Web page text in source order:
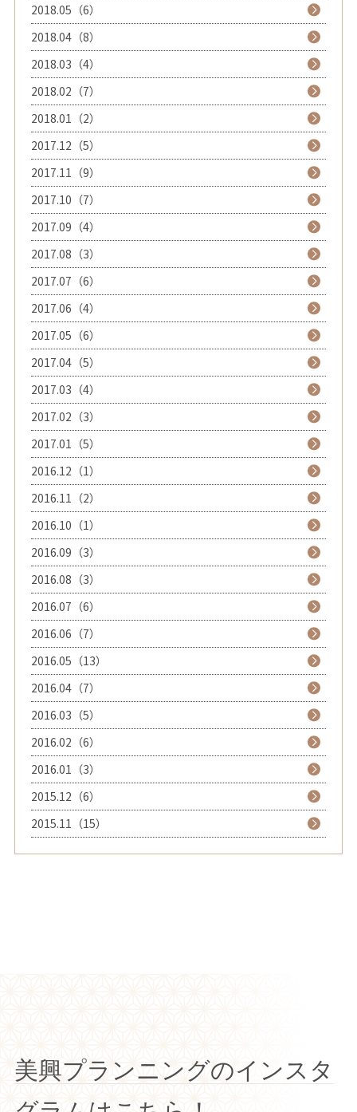
2018.05（6）
2018.04（8）
2018.03（4）
2018.02（7）
2018.01（2）
2017.12（5）
2017.11（9）
2017.10（7）
2017.09（4）
2017.08（3）
2017.07（6）
2017.06（4）
2017.05（6）
2017.04（5）
2017.03（4）
2017.02（3）
2017.01（5）
2016.12（1）
2016.11（2）
2016.10（1）
2016.09（3）
2016.08（3）
2016.07（6）
2016.06（7）
2016.05（13）
2016.04（7）
2016.03（5）
2016.02（6）
2016.01（3）
2015.12（6）
2015.11（15）
美興プランニングのインスタ